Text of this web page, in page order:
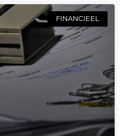
FINANCIEEL